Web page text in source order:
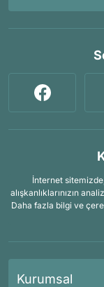
İnternet
alışkanlıklarınızın
Daha fazla bilgi ve
Kurumsal